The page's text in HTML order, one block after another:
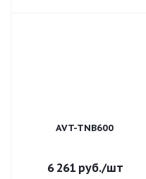
AVT-TNB600
6 261руб./шт